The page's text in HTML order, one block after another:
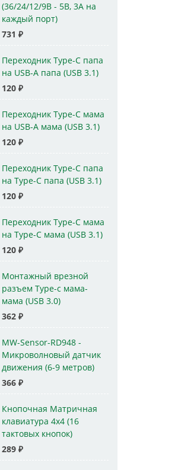
(36/24/12/9В - 5В, 3А на
каждый порт)
731 ₽
Переходник Type-C папа
на USB-A папа (USB 3.1)
120 ₽
Переходник Type-C мама
на USB-A мама (USB 3.1)
120 ₽
Переходник Type-C папа
на Type-C папа (USB 3.1)
120 ₽
Переходник Type-C мама
на Type-C мама (USB 3.1)
120 ₽
Монтажный врезной
разъем Type-c мама-
мама (USB 3.0)
362 ₽
MW-Sensor-RD948 -
Микроволновый датчик
движения (6-9 метров)
366 ₽
Кнопочная Матричная
клавиатура 4x4 (16
тактовых кнопок)
289 ₽